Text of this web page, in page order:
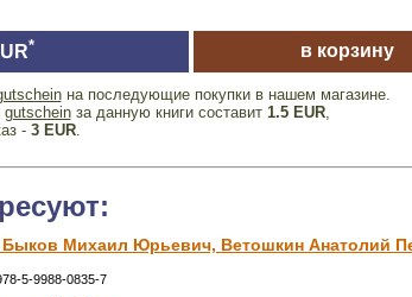
* в корзину
на последующие покупки в нашем магазине.
gutscheinза данную книги составит 1.5 EUR,
- 3 EUR.
Быков Михаил Юрьевич, Ветошкин Анатолий
5-9988-0835-7